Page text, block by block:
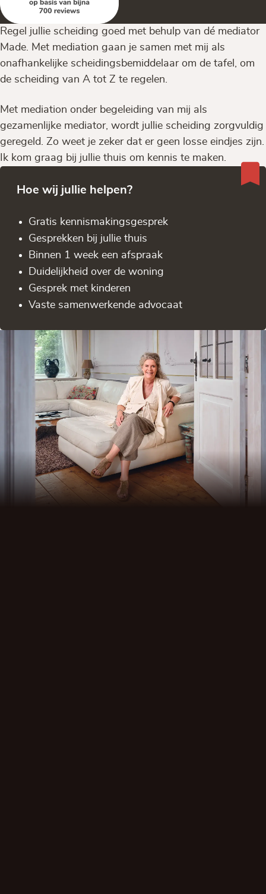
Regel jullie scheiding goed met behulp van dé mediator
Made. Met mediation gaan je samen met mij als
onafhankelijke scheidingsbemiddelaar om de tafel, om
de scheiding van A tot Z te regelen.
Met mediation onder begeleiding van mij als
gezamenlijke mediator, wordt jullie scheiding zorgvuldig
geregeld. Zo weet je zeker dat er geen losse eindjes zijn.
Ik kom graag bij jullie thuis om kennis te maken.
Hoe wij jullie helpen?
Gratis kennis­makingsgesprek
Gesprekken bij jullie thuis
Binnen 1 week een afspraak
Duidelijkheid over de woning
Gesprek met kinderen
Vaste samenwerkende advocaat